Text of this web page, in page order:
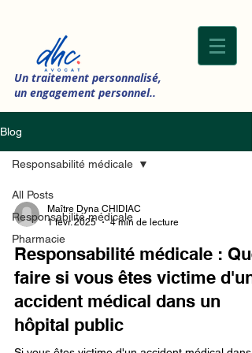
Un traitement personnalisé,
un engagement personnel..
Blog
All Posts
Responsabilité médicale
Pharmacie
Responsabilité médicale
Maître Dyna CHIDIAC
1 févr. 2025
4 min de lecture
Responsabilité médicale : Que
faire si vous êtes victime d'un
accident médical dans un
hôpital public